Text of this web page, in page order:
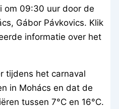
om 09:30 uur door de
Gábor Pávkovics. Klik
informatie over het
tijdens het carnaval
in Mohács en dat de
tussen 7°C en 16°C.